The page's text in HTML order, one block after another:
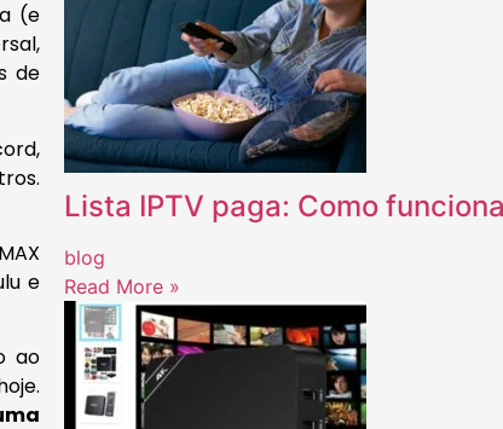
(e
de
e
ao
Lista IPTV paga: Como
blog
Read More »